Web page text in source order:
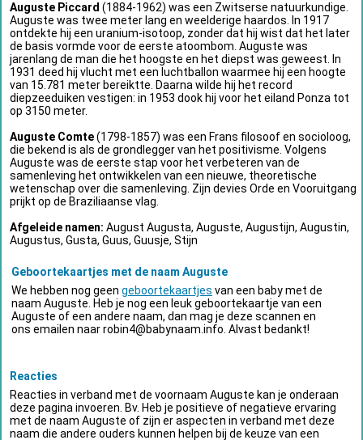
Auguste Piccard (1884-1962) was een Zwitserse natuurkundige.
Auguste was twee meter lang en weelderige haardos. In 1917
ontdekte hij een uranium-isotoop, zonder dat hij wist dat het later
de basis vormde voor de eerste atoombom. Auguste was
jarenlang de man die het hoogste en het diepst was geweest. In
1931 deed hij vlucht met een luchtballon waarmee hij een hoogte
van 15.781 meter bereiktte. Daarna wilde hij het record
diepzeeduiken vestigen: in 1953 dook hij voor het eiland Ponza tot
op 3150 meter.
Auguste Comte(1798-1857) was een Frans filosoof en socioloog,
die bekend is als de grondlegger van het positivisme. Volgens
Auguste was de eerste stap voor het verbeteren van de
samenleving het ontwikkelen van een nieuwe, theoretische
wetenschap over die samenleving. Zijn devies Orde en Vooruitgang
prijkt op de Braziliaanse vlag.
Afgeleide namen: August Augusta, Auguste, Augustijn, Augustin,
Augustus, Gusta, Guus, Guusje, Stijn
Geboortekaartjes met de naam Auguste
We hebben nog geen geboortekaartjes van een baby met de
naam Auguste. Heb je nog een leuk geboortekaartje van een
Auguste of een andere naam, dan mag je deze scannen en
ons emailen naarrobin4@babynaam.info . Alvast bedankt!
Reacties
Reacties in verband met de voornaam Auguste kan je onderaan
deze pagina invoeren. Bv. Heb je positieve of negatieve ervaring
met de naam Auguste of zijn er aspecten in verband met deze
naam die andere ouders kunnen helpen bij de keuze van een